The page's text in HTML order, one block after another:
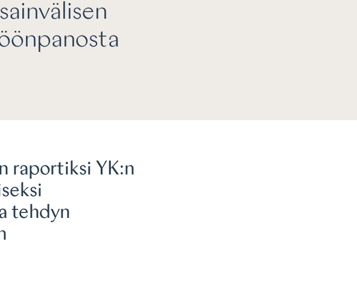
raportiksi YK:n
tehdyn